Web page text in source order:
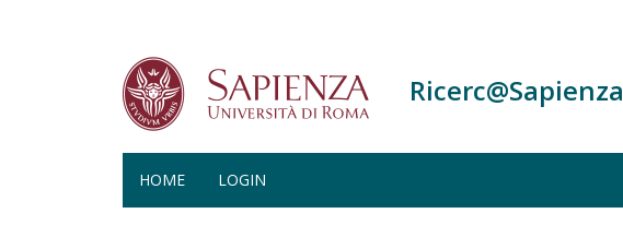
Ricerc@Sapienza
HOME LOGIN